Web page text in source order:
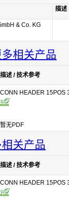
描述
& Co. KG
相关产品
描述 / 技术参考
CONN HEADER 15POS
暂无PDF
关产品
描述 / 技术参考
CONN HEADER 15POS